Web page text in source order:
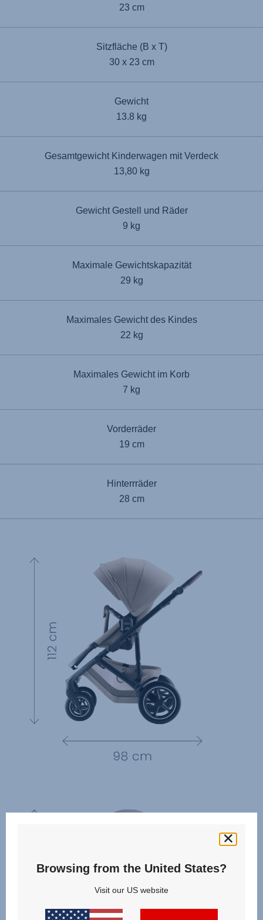
23 cm
Sitzfläche (B x T)
30 x 23 cm
Gewicht
13.8 kg
Gesamtgewicht Kinderwagen mit Verdeck
13,80 kg
Gewicht Gestell und Räder
9 kg
Maximale Gewichtskapazität
29 kg
Maximales Gewicht des Kindes
22 kg
Maximales Gewicht im Korb
7 kg
Vorderräder
19 cm
Hinterrräder
28 cm
Browsing from the United States?
Visit our US website